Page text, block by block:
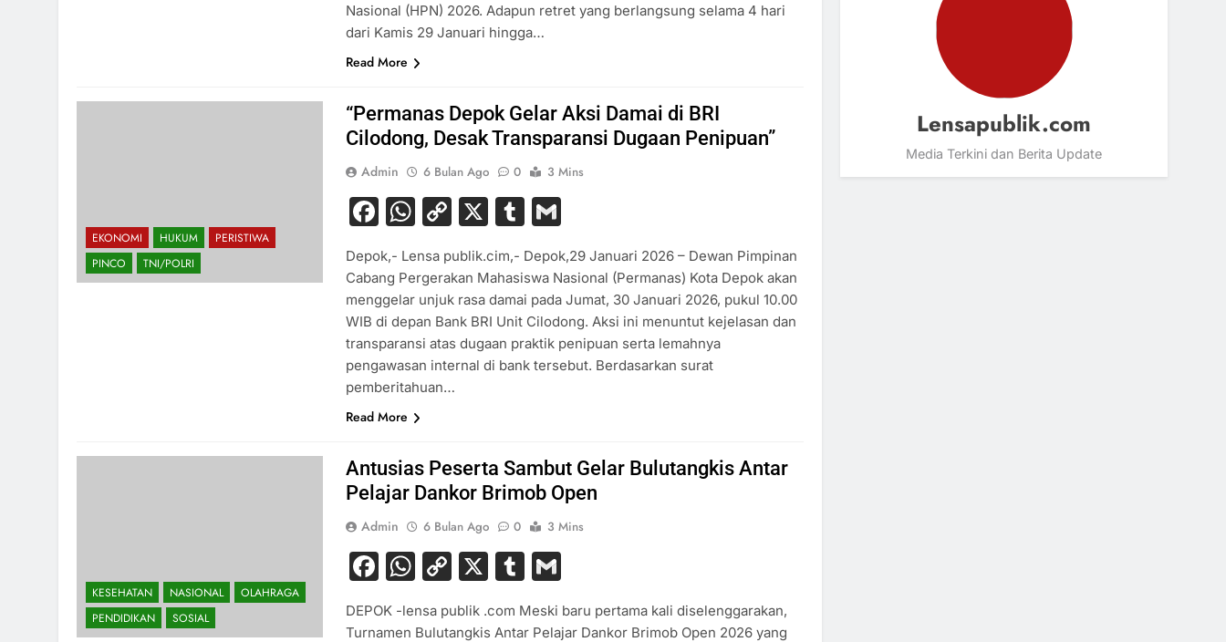
Nasional (HPN) 2026. Adapun retret yang berlangsung selama 4 hari
dari Kamis 29 Januari hingga…
Read More
EKONOMI HUKUM
PERISTIWA
PINCO
TNI/POLRI
“Permanas Depok Gelar Aksi Damai di BRI
Cilodong, Desak Transparansi Dugaan Penipuan”
Admin 6 Bulan Ago 0 3 Mins
Facebook
WhatsApp
Copy
X Tumblr
Depok,- Lensa publik.cim,- Depok,29 Januari 2026 – Dewan Pimpinan
Cabang Pergerakan Mahasiswa Nasional (Permanas) Kota Depok akan
menggelar unjuk rasa damai pada Jumat, 30 Januari 2026, pukul 10.00
WIB di depan Bank BRI Unit Cilodong. Aksi ini menuntut kejelasan dan
transparansi atas dugaan praktik penipuan serta lemahnya
pengawasan internal di bank tersebut. Berdasarkan surat
pemberitahuan…
Read More
KESEHATAN NASIONAL
OLAHRAGA
PENDIDIKAN
SOSIAL
Antusias Peserta Sambut Gelar Bulutangkis Antar
Pelajar Dankor Brimob Open
Admin 6 Bulan Ago 0 3 Mins
Facebook
WhatsApp
Copy
X Tumblr
DEPOK -lensa publik .com Meski baru pertama kali diselenggarakan,
Turnamen Bulutangkis Antar Pelajar Dankor Brimob Open 2026 yang
Lensapublik.com
Media Terkini dan Berita Update